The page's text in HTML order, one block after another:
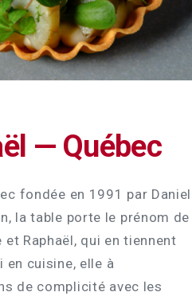
— Québec
fondée en 1991 par Daniel
la table porte le prénom de
Raphaël, qui en tiennent
en cuisine, elle à
de complicité avec les